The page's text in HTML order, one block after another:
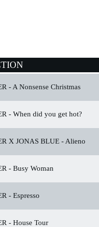
- A Nonsense Christmas
- When did you get hot?
X JONAS BLUE - Alieno
- Busy Woman
- Espresso
- House Tour